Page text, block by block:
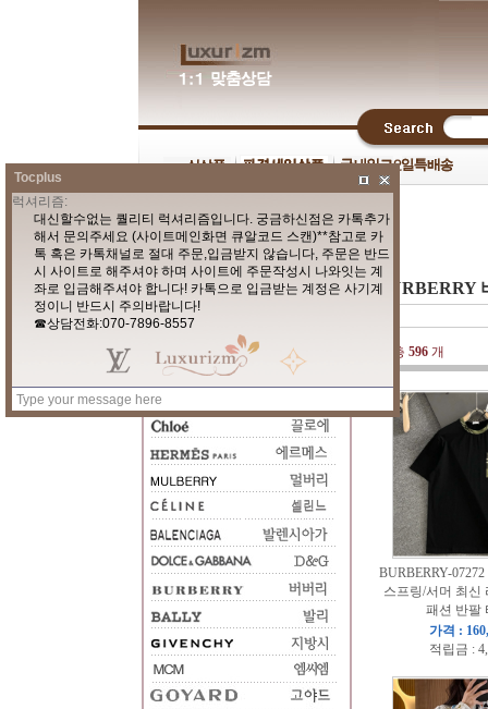
BURBERRY
총 596개
BURBERRY-
스프링/서머 최신
패션 반팔
가격 :
적립금 :
Tocplus